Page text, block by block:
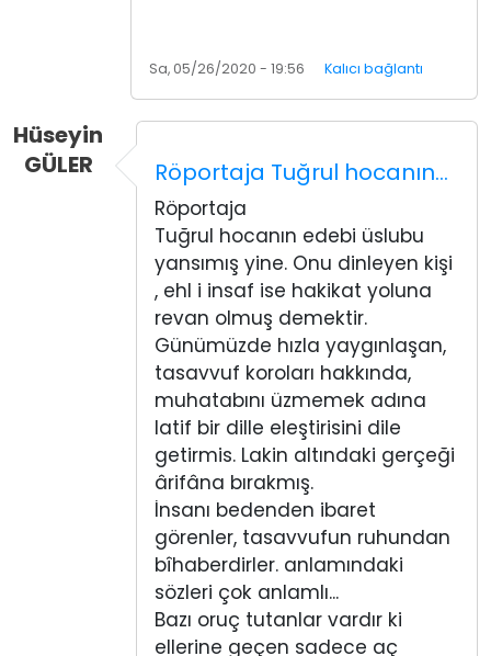
Sa, 05/26/2020 - 19:56 Kalıcı bağlantı
Hüseyin
GÜLER
Röportaja Tuğrul hocanın…
Röportaja
Tuğrul hocanın edebi üslubu
yansımış yine. Onu dinleyen kişi
, ehl i insaf ise hakikat yoluna
revan olmuş demektir.
Günümüzde hızla yaygınlaşan,
tasavvuf koroları hakkında,
muhatabını üzmemek adına
latif bir dille eleştirisini dile
getirmis. Lakin altındaki gerçeği
ârifâna bırakmış.
İnsanı bedenden ibaret
görenler, tasavvufun ruhundan
bîhaberdirler. anlamındaki
sözleri çok anlamlı...
Bazı oruç tutanlar vardır ki
ellerine geçen sadece aç